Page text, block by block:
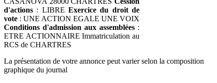
d'actions : LIBRE Exercice du droit de
vote : UNE ACTION EGALE UNE VOIX
Conditions d'admission aux assemblées :
ETRE ACTIONNAIRE Immatriculation au
RCS de CHARTRES
La présentation de votre annonce peut varier selon la composition
graphique du journal